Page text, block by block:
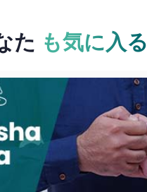
た も気に入る